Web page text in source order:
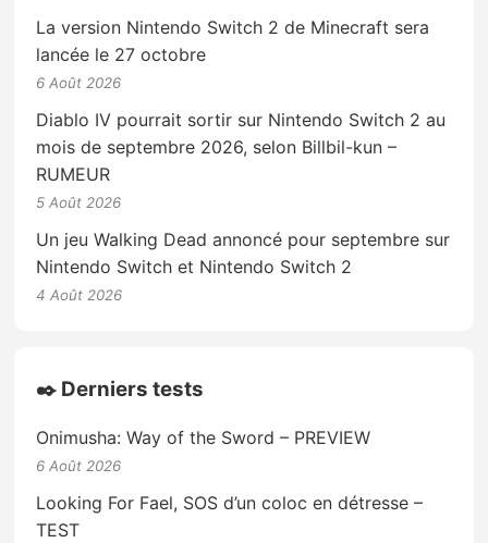
La version Nintendo Switch 2 de Minecraft sera
lancée le 27 octobre
6 Août 2026
Diablo IV pourrait sortir sur Nintendo Switch 2 au
mois de septembre 2026, selon Billbil-kun –
RUMEUR
5 Août 2026
Un jeu Walking Dead annoncé pour septembre sur
Nintendo Switch et Nintendo Switch 2
4 Août 2026
✒️ Derniers tests
Onimusha: Way of the Sword – PREVIEW
6 Août 2026
Looking For Fael, SOS d’un coloc en détresse –
TEST